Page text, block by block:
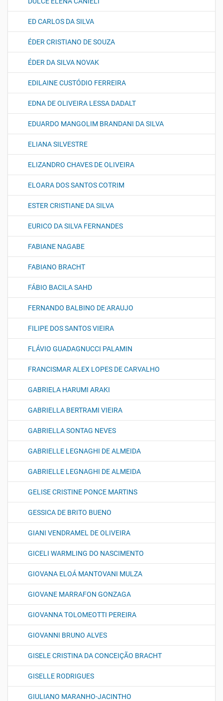
ED CARLOS DA SILVA
ÉDER CRISTIANO DE SOUZA
ÉDER DA SILVA NOVAK
EDILAINE CUSTÓDIO FERREIRA
EDNA DE OLIVEIRA LESSA DADALT
EDUARDO MANGOLIM BRANDANI DA SILVA
ELIANA SILVESTRE
ELIZANDRO CHAVES DE OLIVEIRA
ELOARA DOS SANTOS COTRIM
ESTER CRISTIANE DA SILVA
EURICO DA SILVA FERNANDES
FABIANE NAGABE
FABIANO BRACHT
FÁBIO BACILA SAHD
FERNANDO BALBINO DE ARAUJO
FILIPE DOS SANTOS VIEIRA
FLÁVIO GUADAGNUCCI PALAMIN
FRANCISMAR ALEX LOPES DE CARVALHO
GABRIELA HARUMI ARAKI
GABRIELLA BERTRAMI VIEIRA
GABRIELLA SONTAG NEVES
GABRIELLE LEGNAGHI DE ALMEIDA
GABRIELLE LEGNAGHI DE ALMEIDA
GELISE CRISTINE PONCE MARTINS
GESSICA DE BRITO BUENO
GIANI VENDRAMEL DE OLIVEIRA
GICELI WARMLING DO NASCIMENTO
GIOVANA ELOÁ MANTOVANI MULZA
GIOVANE MARRAFON GONZAGA
GIOVANNA TOLOMEOTTI PEREIRA
GIOVANNI BRUNO ALVES
GISELE CRISTINA DA CONCEIÇÃO BRACHT
GISELLE RODRIGUES
GIULIANO MARANHO-JACINTHO